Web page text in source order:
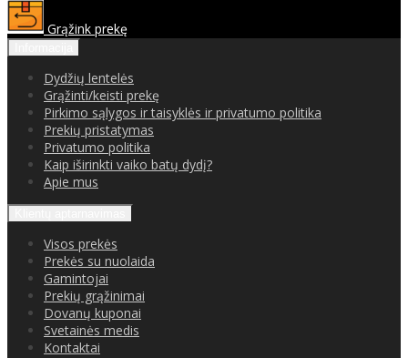
Grąžink prekę
Dydžių lentelės
Grąžinti/keisti prekę
Pirkimo sąlygos ir taisyklės ir privatumo politika
Prekių pristatymas
Privatumo politika
Kaip iširinkti vaiko batų dydį?
Apie mus
Visos prekės
Prekės su nuolaida
Gamintojai
Prekių grąžinimai
Dovanų kuponai
Svetainės medis
Kontaktai